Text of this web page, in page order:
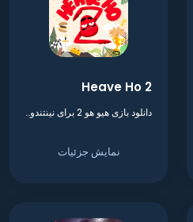
Heave Ho 2
دانلود بازی هیو هو 2 برای نینتندو سوییچ
نمایش جزئیات